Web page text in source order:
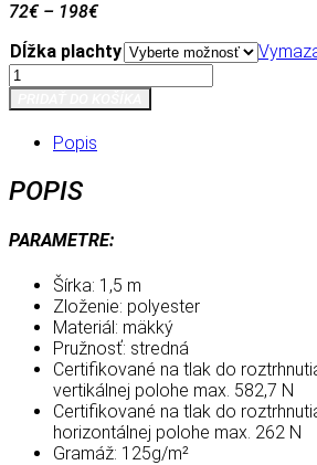
72€– 198€
Dĺžka plachty
množstvo
Plachta
na
akrobaciu
čierna
Popis
POPIS
PARAMETRE:
Šírka: 1,5 m
Zloženie: polyester
Materiál: mäkký
Pružnosť: stredná
Certifikované na tlak do
vertikálnej polohe max. 582,7 N
Certifikované na tlak do
horizontálnej polohe max. 262 N
Gramáž: 125g/m²